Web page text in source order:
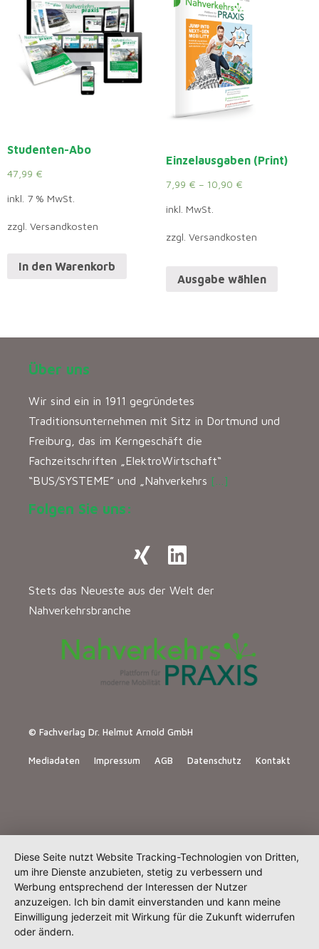
Studenten-Abo
47,99 €
inkl. 7 % MwSt.
zzgl. Versandkosten
In den Warenkorb
Einzelausgaben (Print)
7,99 € – 10,90 €
inkl. MwSt.
zzgl. Versandkosten
Ausgabe wählen
Über uns
Wir sind ein in 1911 gegründetes
Traditionsunternehmen mit Sitz in Dortmund und
Freiburg, das im Kerngeschäft die
Fachzeitschriften „ElektroWirtschaft“
“BUS/SYSTEME” und „Nahverkehrs […]
Folgen Sie uns:
Stets das Neueste aus der Welt der
Nahverkehrsbranche
© Fachverlag Dr. Helmut Arnold GmbH
Mediadaten Impressum AGB Datenschutz Kontakt
Diese Seite nutzt Website Tracking-Technologien von Dritten,
um ihre Dienste anzubieten, stetig zu verbessern und
Werbung entsprechend der Interessen der Nutzer
anzuzeigen. Ich bin damit einverstanden und kann meine
Einwilligung jederzeit mit Wirkung für die Zukunft widerrufen
oder ändern.